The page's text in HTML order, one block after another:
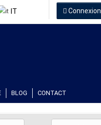
IT Connexion
BLOG CONTACT